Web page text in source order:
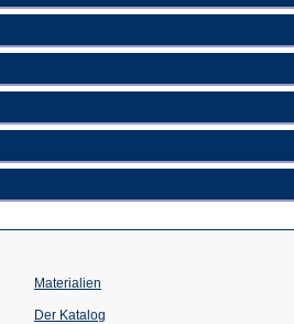
Materialien
Der Katalog